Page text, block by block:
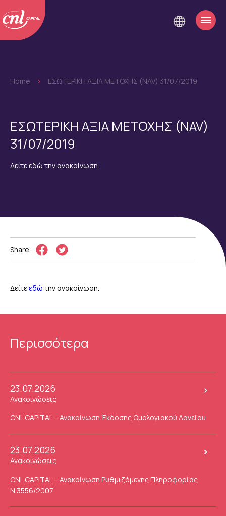
Home > EΣΩΤΕΡΙΚΗ ΑΞΙΑ ΜΕΤΟΧΗΣ (NAV) 31/07/2019
EΣΩΤΕΡΙΚΗ ΑΞΙΑ ΜΕΤΟΧΗΣ (NAV)
31/07/2019
Δείτε εδώ την ανακοίνωση.
Share
Δείτεεδώ την ανακοίνωση.
Περισσότερα
23.07.2026
Ανακοινώσεις
CNL CAPITAL – Ανακοίνωση Έκδοσης Ομολογιακού Δανείου
23.07.2026
Ανακοινώσεις
CNL CAPITAL – Ανακοίνωση Ρυθμιζόμενης Πληροφορίας
Ν.3556/2007